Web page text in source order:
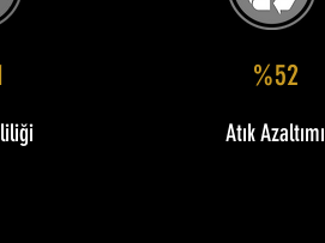
%52
Atık Azaltımı